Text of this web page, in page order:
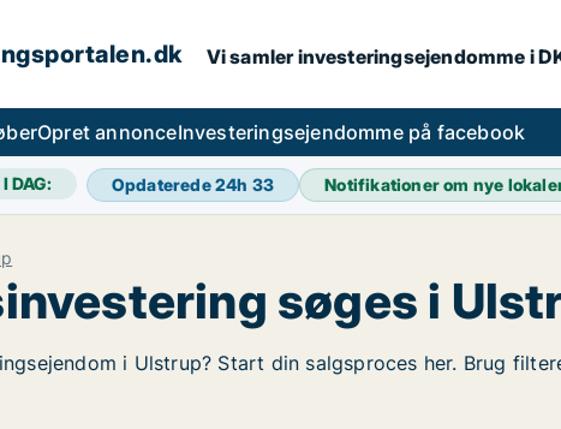
Vi samler investeringsejendomme i
Opret annonceInvesteringsejendomme på facebook
DAG: Opdaterede 24h 33 Notifikationer om nye
søges i
i Ulstrup? Start din salgsproces her. Brug